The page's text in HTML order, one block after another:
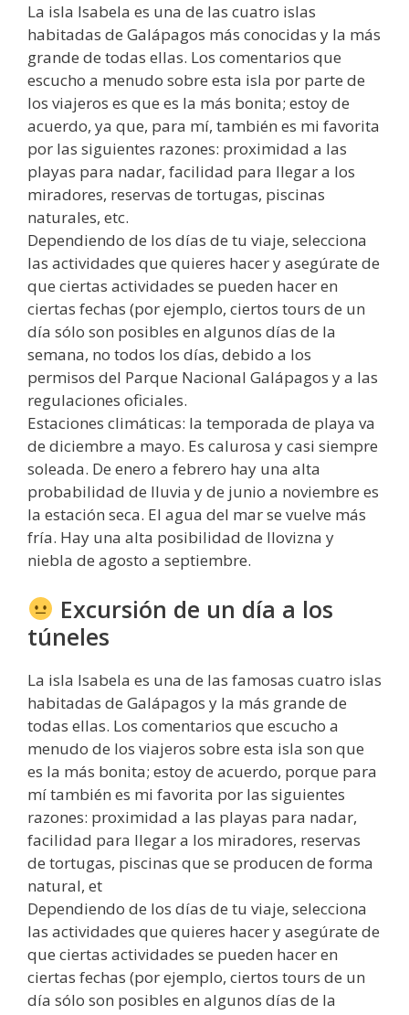
La isla Isabela es una de las cuatro islas
habitadas de Galápagos más conocidas y la más
grande de todas ellas. Los comentarios que
escucho a menudo sobre esta isla por parte de
los viajeros es que es la más bonita; estoy de
acuerdo, ya que, para mí, también es mi favorita
por las siguientes razones: proximidad a las
playas para nadar, facilidad para llegar a los
miradores, reservas de tortugas, piscinas
naturales, etc.
Dependiendo de los días de tu viaje, selecciona
las actividades que quieres hacer y asegúrate de
que ciertas actividades se pueden hacer en
ciertas fechas (por ejemplo, ciertos tours de un
día sólo son posibles en algunos días de la
semana, no todos los días, debido a los
permisos del Parque Nacional Galápagos y a las
regulaciones oficiales.
Estaciones climáticas: la temporada de playa va
de diciembre a mayo. Es calurosa y casi siempre
soleada. De enero a febrero hay una alta
probabilidad de lluvia y de junio a noviembre es
la estación seca. El agua del mar se vuelve más
fría. Hay una alta posibilidad de llovizna y
niebla de agosto a septiembre.
Excursión de un día a los
túneles
La isla Isabela es una de las famosas cuatro islas
habitadas de Galápagos y la más grande de
todas ellas. Los comentarios que escucho a
menudo de los viajeros sobre esta isla son que
es la más bonita; estoy de acuerdo, porque para
mí también es mi favorita por las siguientes
razones: proximidad a las playas para nadar,
facilidad para llegar a los miradores, reservas
de tortugas, piscinas que se producen de forma
natural, et
Dependiendo de los días de tu viaje, selecciona
las actividades que quieres hacer y asegúrate de
que ciertas actividades se pueden hacer en
ciertas fechas (por ejemplo, ciertos tours de un
día sólo son posibles en algunos días de la